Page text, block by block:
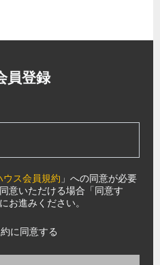
員登録
ウス会員規約 」への同意が必要
意いただける場合「同意す
お進みください。
に同意する